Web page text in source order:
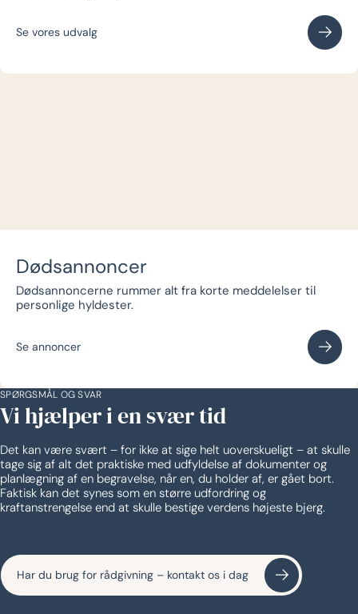
Se vores udvalg
Dødsannoncer
Dødsannoncerne rummer alt fra korte meddelelser til
personlige hyldester.
Se annoncer
SPØRGSMÅL OG SVAR
Vi hjælper i en svær tid
Det kan være svært – for ikke at sige helt uoverskueligt – at skulle
tage sig af alt det praktiske med udfyldelse af dokumenter og
planlægning af en begravelse, når en, du holder af, er gået bort.
Faktisk kan det synes som en større udfordring og
kraftanstrengelse end at skulle bestige verdens højeste bjerg.
Har du brug for rådgivning – kontakt os i dag